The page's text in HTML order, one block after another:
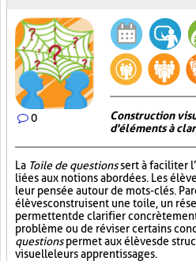
0
Construction
d'éléments à
La Toile de questionssert à faciliter
liées aux notions abordées. Les
leur pensée autour de mots-clés.
élèves construisent une toile, un
permettent de clarifier
problème ou de réviser certains
questionspermet aux élèves de
visuelle leurs apprentissages.